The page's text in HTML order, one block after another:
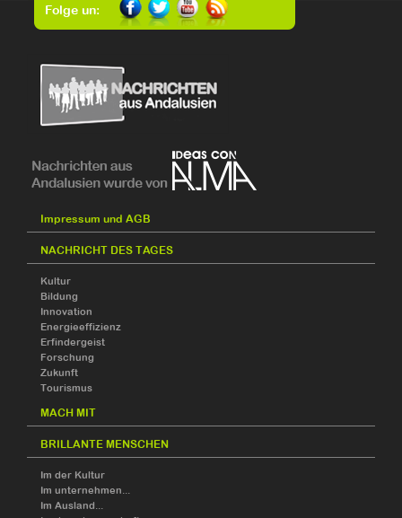
Folge un:
Impressum und AGB
NACHRICHT DES TAGES
Kultur
Bildung
Innovation
Energieeffizienz
Erfindergeist
Forschung
Zukunft
Tourismus
MACH MIT
BRILLANTE MENSCHEN
Im der Kultur
Im unternehmen...
Im Ausland...